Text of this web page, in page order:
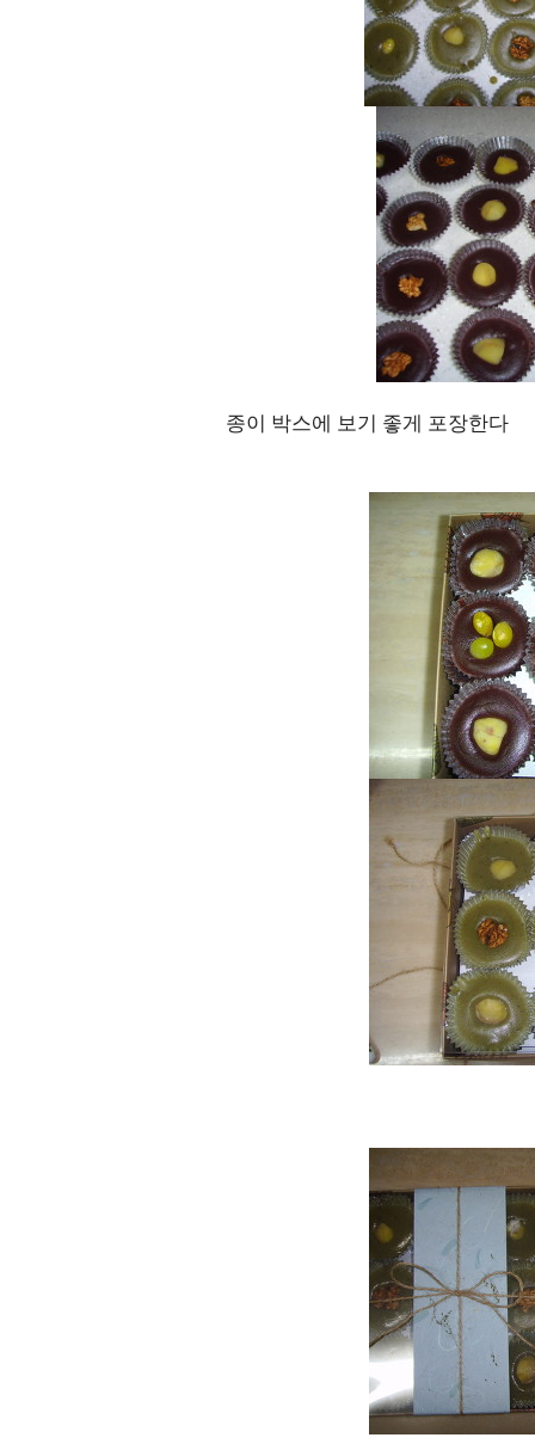
종이 박스에 보기 좋게 포장한다